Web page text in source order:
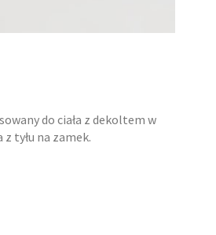
do ciała z dekoltem w
tyłu na zamek.